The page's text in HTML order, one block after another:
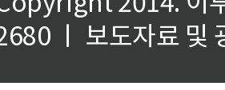
ㅣ 보도자료